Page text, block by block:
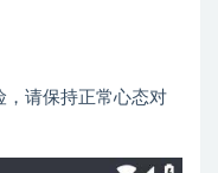
，请保持正常心态对